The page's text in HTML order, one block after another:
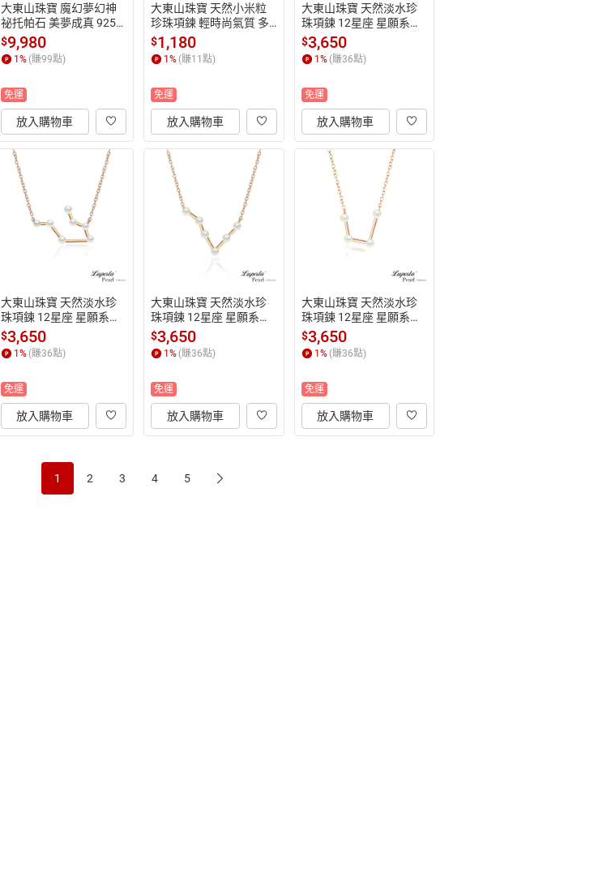
大東山珠寶 魔幻夢幻神
祕托帕石 美夢成真 925
銀項鍊
$9,980
1 % (賺99點)
免運
放入購物車
大東山珠寶 天然小米粒
珍珠項鍊 輕時尚氣質 多
重佩戴 短版頸鍊 3.5MM
限量色
$1,180
1 % (賺11 點)
免運
放入購物車
大東山珠寶 天然淡水珍
珠項鍊 12星座 星願系列
處女座 925純銀鍍玫瑰
金 生日禮物
$3,650
1 % (賺36點)
免運
放入購物車
大東山珠寶 天然淡水珍
珠項鍊 12星座 星願系列
雙子座 925純銀鍍玫瑰
金 生日禮物
$3,650
1 % (賺36點)
免運
放入購物車
大東山珠寶 天然淡水珍
珠項鍊 12星座 星願系列
雙魚座 925純銀鍍玫瑰
金 生日禮物
$3,650
1 % (賺36點)
免運
放入購物車
大東山珠寶 天然淡水珍
珠項鍊 12星座 星願系列
水瓶座 925純銀鍍玫瑰
金 生日禮物
$3,650
1 % (賺36點)
免運
放入購物車
1 2 3 4 5